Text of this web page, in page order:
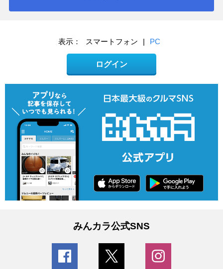
表示： スマートフォン | PC
ログイン
みんカラ公式SNS